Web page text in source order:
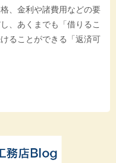
、金利や諸費用などの要
、あくまでも「借りるこ
ることができる「返済可